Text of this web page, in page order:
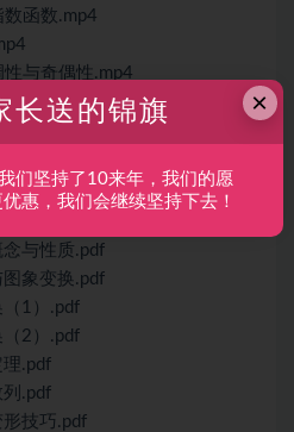
函数.mp4
与奇偶性.mp4
性与周期性.mp4
不动点.mp4
2期）
与性质.pdf
象变换.pdf
1）.pdf
2）.pdf
.pdf
.pdf
技巧.pdf
×
长送的锦旗
们坚持了10来年，我们的愿
惠，我们会继续坚持下去！